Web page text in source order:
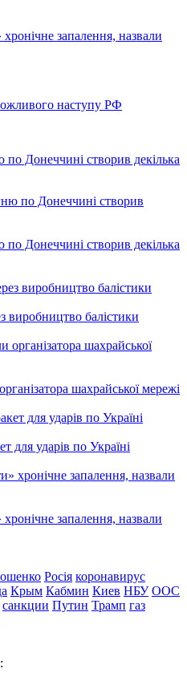
запалення, назвали
наступу РФ
Донеччині створив декілька
Донеччині створив декілька
виробництво балістики
шахрайської мережі
для ударів по Україні
запалення, назвали
Росія коронавирус
Крым Кабмин Киев НБУ ООС
санкции Путин Трамп газ